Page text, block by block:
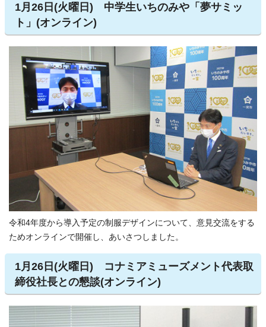
1月26日(火曜日) 中学生いちのみや「夢サミッ
ト」(オンライン)
令和4年度から導入予定の制服デザインについて、意見交流をする
ためオンラインで開催し、あいさつしました。
1月26日(火曜日) コナミアミューズメント代表取
締役社長との懇談(オンライン)